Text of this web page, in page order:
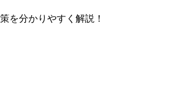
を分かりやすく解説！